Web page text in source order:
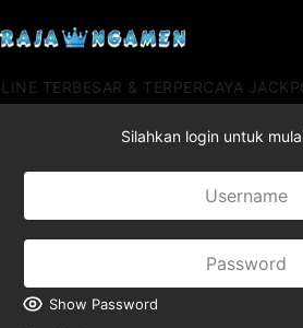
TERBESAR & TERPERCAYA
Silahkan login untuk
Show Password